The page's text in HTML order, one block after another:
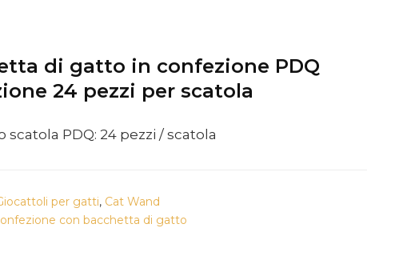
di gatto in confezione PDQ
24 pezzi per scatola
scatola PDQ: 24 pezzi / scatola
per gatti, Cat Wand
con bacchetta di gatto